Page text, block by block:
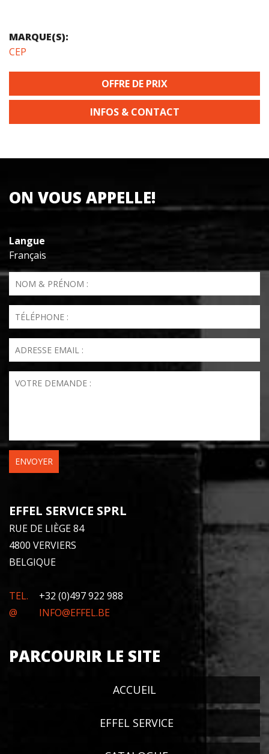
MARQUE(S):
CEP
OFFRE DE PRIX
INFOS & CONTACT
ON VOUS APPELLE!
Langue
Français
Nom & Prénom *
Téléphone*
Email*
Votre demande*
EFFEL SERVICE SPRL
RUE DE LIÈGE 84
4800 VERVIERS
BELGIQUE
TEL.
+32 (0)497 922 988
@
INFO@EFFEL.BE
PARCOURIR LE SITE
ACCUEIL
EFFEL SERVICE